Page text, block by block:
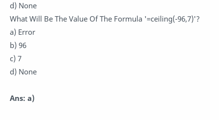
d) None
What Will Be The Value Of The Formula '=ceiling(-96,7)'?
a) Error
b) 96
c) 7
d) None
Ans: a)